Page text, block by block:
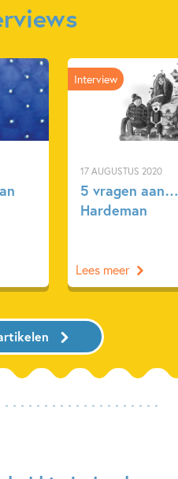
17 AUGUSTUS 2020
5 vragen
Hardeman
Interview
Lees meer